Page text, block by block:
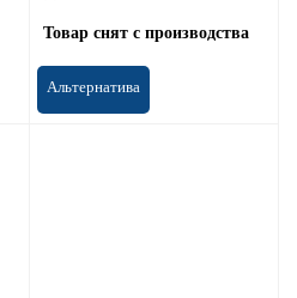
Товар снят с производства
Альтернатива